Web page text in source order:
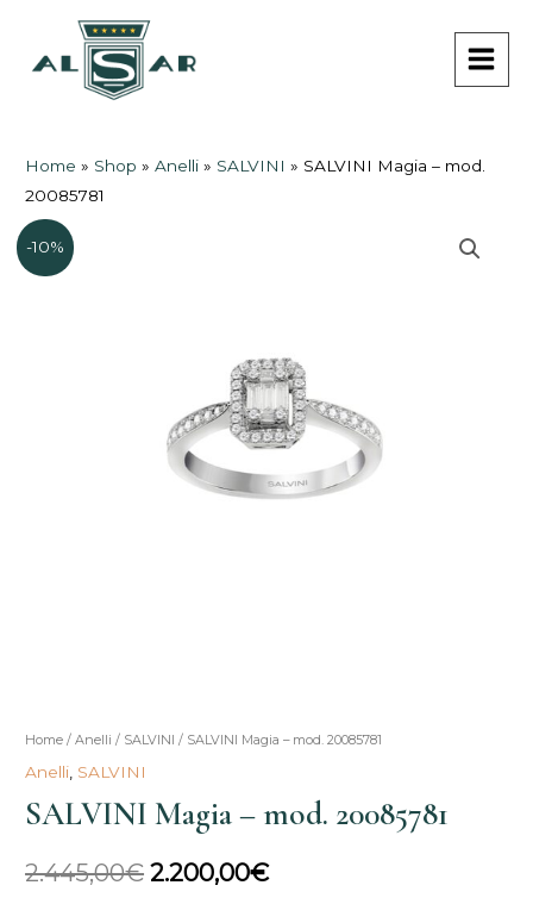
contenuto
Home » Shop »Anelli » SALVINI » SALVINI Magia – mod.
20085781
-10%
Home /Anelli / SALVINI / SALVINI Magia – mod. 20085781
Anelli SALVINI
SALVINI Magia – mod. 20085781
2.445,00€
Il
originale
era:
2.200,00€
Il
prezzo
è:
SALVINI
Magia
-
mod.
20085781
quantità